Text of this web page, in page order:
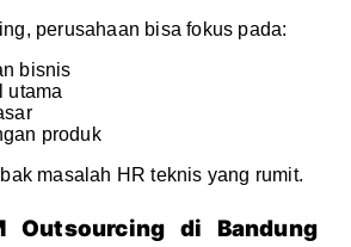
perusahaan bisa fokus pada:
bisnis
utama
produk
masalah HR teknis yang rumit.
Outsourcing di Bandung